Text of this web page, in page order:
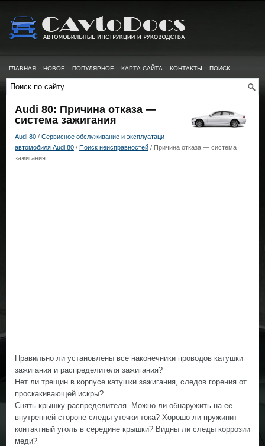
ГЛАВНАЯ НОВОЕ ПОПУЛЯРНОЕ КАРТА САЙТА КОНТАКТЫ ПОИСК
Audi 80: Причина отказа —
система зажигания
Audi 80 / Сервисное обслуживание и эксплуатаци
автомобиля Audi 80 / Поиск неисправностей / Причина отказа — система
зажигания
Правильно ли установлены все наконечники проводов катушки
зажигания и распределителя зажигания?
Нет ли трещин в корпусе катушки зажигания, следов горения от
проскакивающей искры?
Снять крышку распределителя. Можно ли обнаружить на ее
внутренней стороне следы утечки тока? Хорошо ли пружинит
контактный уголь в середине крышки? Видны ли следы коррозии
меди?